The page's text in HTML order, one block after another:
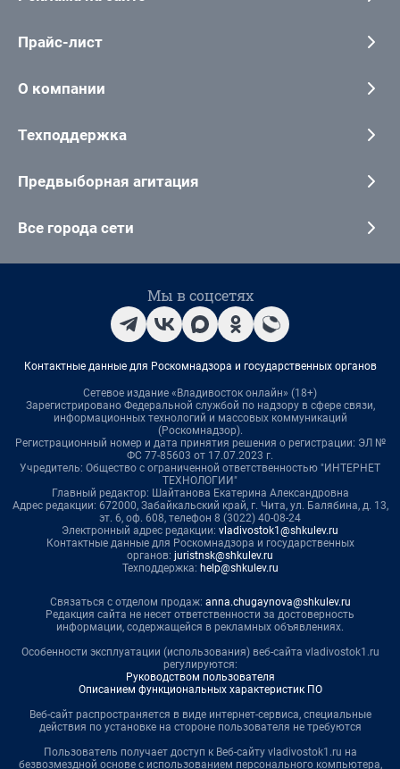
Прайс-лист
О компании
Техподдержка
Предвыборная агитация
Все города сети
Мы в соцсетях
Контактные данные для Роскомнадзора и государственных органов
Сетевое издание «Владивосток онлайн» (18+)
Зарегистрировано Федеральной службой по надзору в сфере связи,
информационных технологий и массовых коммуникаций
(Роскомнадзор).
Регистрационный номер и дата принятия решения о регистрации: ЭЛ №
ФС 77-85603 от 17.07.2023 г.
Учредитель: Общество с ограниченной ответственностью "ИНТЕРНЕТ
ТЕХНОЛОГИИ"
Главный редактор: Шайтанова Екатерина Александровна
Адрес редакции: 672000, Забайкальский край, г. Чита, ул. Балябина, д. 13,
эт. 6, оф. 608, телефон 8 (3022) 40-08-24
Электронный адрес редакции: vladivostok1@shkulev.ru
Контактные данные для Роскомнадзора и государственных
органов: juristnsk@shkulev.ru
Техподдержка: help@shkulev.ru
Связаться с отделом продаж: anna.chugaynova@shkulev.ru
Редакция сайта не несет ответственности за достоверность
информации, содержащейся в рекламных объявлениях.
Особенности эксплуатации (использования) веб-сайта vladivostok1.ru
регулируются:
Руководством пользователя
Описанием функциональных характеристик ПО
Веб-сайт распространяется в виде интернет-сервиса, специальные
действия по установке на стороне пользователя не требуются
Пользователь получает доступ к Веб-сайту vladivostok1.ru на
безвозмездной основе с использованием персонального компьютера,